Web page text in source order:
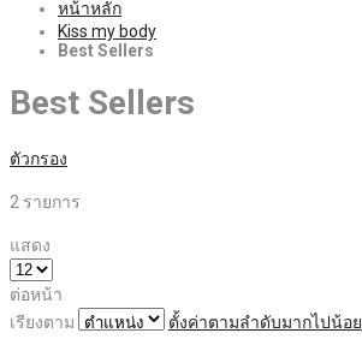
หน้าหลัก
Kiss my body
Best Sellers
Best Sellers
ตัวกรอง
2 รายการ
แสดง
ต่อหน้า
เรียงตาม
ตั้งค่าตามลำดับมากไปน้อย